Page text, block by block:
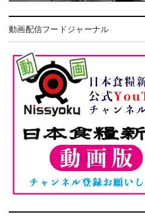
動画配信フードジャーナル